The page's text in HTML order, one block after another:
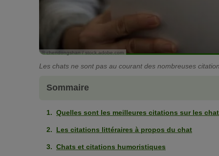
© chendongshan / stock.adobe.com
Les chats ne sont pas au courant des nombreuses
Sommaire
Quelles sont les meilleures citations sur les
Les citations littéraires à propos du chat
Chats et citations humoristiques